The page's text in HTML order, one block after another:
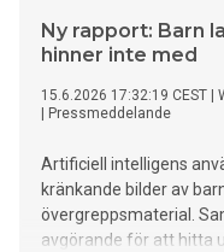
Ny rapport: Barn
hinner inte med
15.6.2026 17:32:19 CEST
Pressmeddelande
Artificiell intelligens
kränkande bilder av
övergreppsmaterial.
avgörande för att hitta